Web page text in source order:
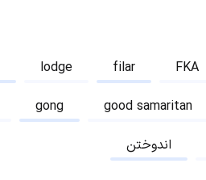
lodge filar FKA
gong good samaritan
اندوختن